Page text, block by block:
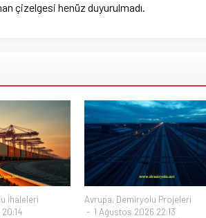
çizelgesi henüz duyurulmadı.
İhaleleri
Avrupa, Demiryolu Projeleri
1 Ağustos 2026 22:13